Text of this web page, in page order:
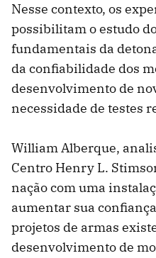
Nesse contexto, os
possibilitam o estudo
fundamentais da
da confiabilidade dos
desenvolvimento de
necessidade de testes
William Alberque,
Centro Henry L.
nação com uma
aumentar sua
projetos de armas
desenvolvimento de